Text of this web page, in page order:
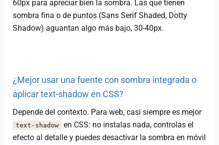
60px para apreciar bien la sombra. Las que tienen
sombra fina o de puntos (Sans Serif Shaded, Dotty
Shadow) aguantan algo más bajo, 30-40px.
¿Mejor usar una fuente con sombra integrada o
aplicar text-shadow en CSS?
Depende del contexto. Para web, casi siempre es mejor
text-shadow
en CSS: no instalas nada, controlas el
efecto al detalle y puedes desactivar la sombra en móvil